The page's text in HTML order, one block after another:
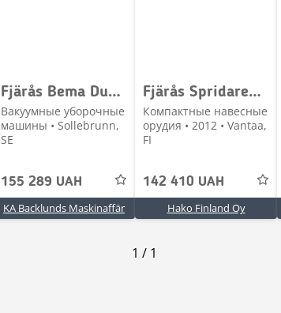
Fjärås Bema Dual 600
Вакуумные уборочные
машины • Sollebrunn,
SE
155 289 UAH
KA Backlunds Maskinaffär
Fjärås Spridaren 400/1100 Hiekoitin
Компактные навесные
орудия • 2012 • Vantaa,
FI
142 410 UAH
Hako Finland Oy
1 / 1